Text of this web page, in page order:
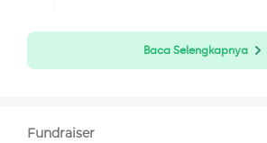
Baca Selengkapnya
Fundraiser